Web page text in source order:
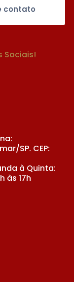
contato
Sociais!
SP. CEP:
à Quinta:
às 17h